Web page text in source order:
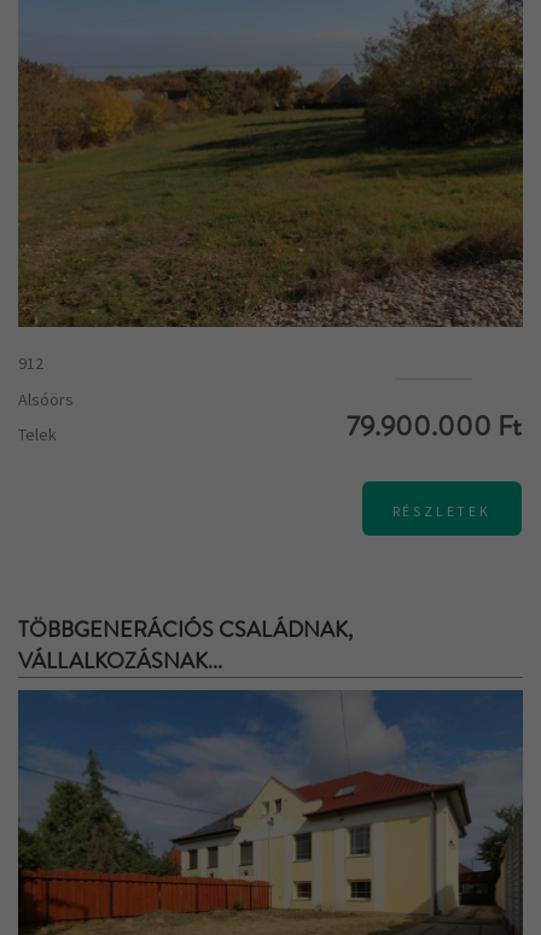
912
Alsóörs
Telek
79.900.000 Ft
RÉSZLETEK
TÖBBGENERÁCIÓS CSALÁDNAK,
VÁLLALKOZÁSNAK...